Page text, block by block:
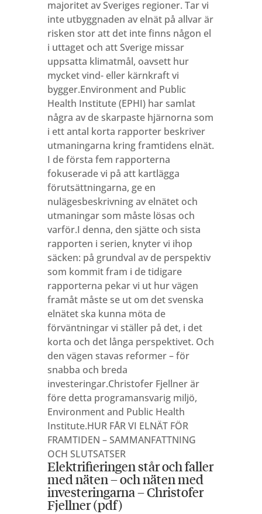
majoritet av Sveriges regioner. Tar vi
inte utbyggnaden av elnät på allvar är
risken stor att det inte finns någon el
i uttaget och att Sverige missar
uppsatta klimatmål, oavsett hur
mycket vind- eller kärnkraft vi
bygger.Environment and Public
Health Institute (EPHI) har samlat
några av de skarpaste hjärnorna som
i ett antal korta rapporter beskriver
utmaningarna kring framtidens elnät.
I de första fem rapporterna
fokuserade vi på att kartlägga
förutsättningarna, ge en
nulägesbeskrivning av elnätet och
utmaningar som måste lösas och
varför.I denna, den sjätte och sista
rapporten i serien, knyter vi ihop
säcken: på grundval av de perspektiv
som kommit fram i de tidigare
rapporterna pekar vi ut hur vägen
framåt måste se ut om det svenska
elnätet ska kunna möta de
förväntningar vi ställer på det, i det
korta och det långa perspektivet. Och
den vägen stavas reformer – för
snabba och breda
investeringar.Christofer Fjellner är
före detta programansvarig miljö,
Environment and Public Health
Institute.HUR FÅR VI ELNÄT FÖR
FRAMTIDEN – SAMMANFATTNING
OCH SLUTSATSER
Elektrifieringen står och faller
med näten – och näten med
investeringarna – Christofer
Fjellner (pdf)